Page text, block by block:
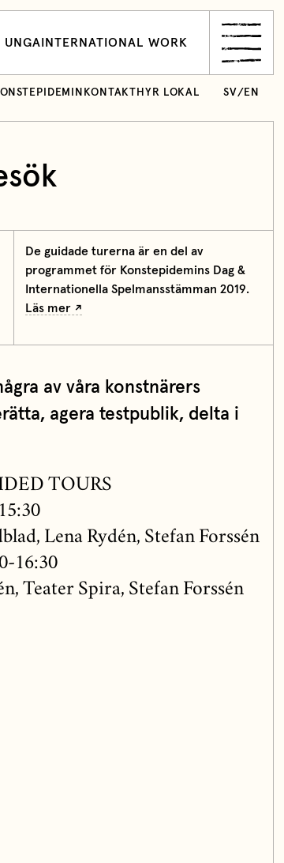
UNGA INTERNATIONAL WORK
KONTAKT HYR LOKAL SV/ EN
De guidade turerna är en del av
programmet för Konstepidemins Dag &
Internationella Spelmansstämman 2019.
Läs mer
av våra konstnärers
agera testpublik, delta i
TOURS
Lena Rydén, Stefan Forssén
16:30
Teater Spira, Stefan Forssén